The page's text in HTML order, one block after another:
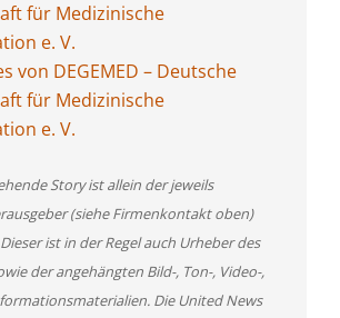
für Medizinische
e. V.
von DEGEMED – Deutsche
für Medizinische
e. V.
Story ist allein der jeweils
(siehe Firmenkontakt oben)
ist in der Regel auch Urheber des
der angehängten Bild-, Ton-, Video-,
Die United News